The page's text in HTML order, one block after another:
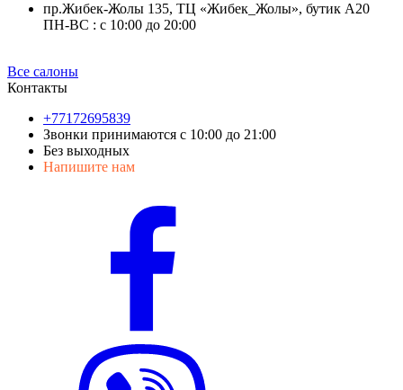
пр.Жибек-Жолы 135, ТЦ «Жибек_Жолы», бутик А20
ПН-ВС : с 10:00 до 20:00
Все салоны
Контакты
+77172695839
Звонки принимаются с 10:00 до 21:00
Без выходных
Напишите нам